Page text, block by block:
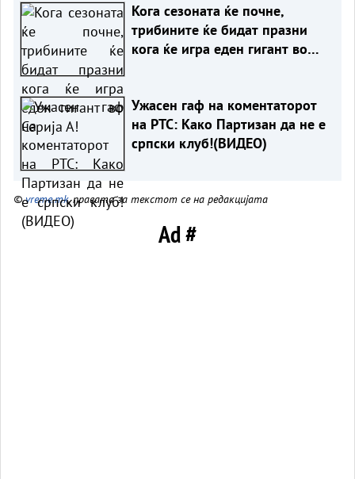
Кога сезоната ќе почне,
трибините ќе бидат празни
кога ќе игра еден гигант во
Ужасен гаф на коментаторот
на РТС: Како Партизан да не е
српски клуб!(ВИДЕО)
©vreme.mk, правата за текстот се на редакцијата
Ad #